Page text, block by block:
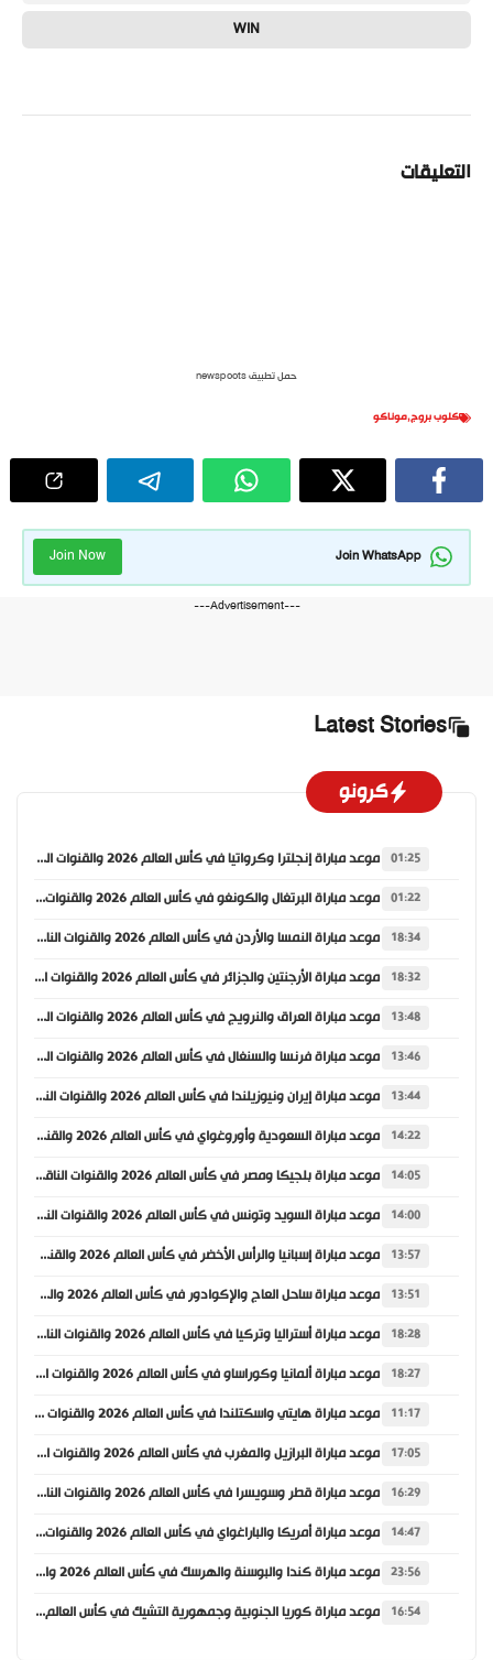
WIN
التعليقات
حمل تطبيق newspoots
كلوب بروج,موناكو
Join WhatsApp
Join Now
---Advertisement---
Latest Stories
كرونو
01:25 موعد مباراة إنجلترا وكرواتيا في كأس العالم 2026 والقنوات الناقلة
01:22 موعد مباراة البرتغال والكونغو في كأس العالم 2026 والقنوات الناقلة
18:34 موعد مباراة النمسا والأردن في كأس العالم 2026 والقنوات الناقلة
18:32 موعد مباراة الأرجنتين والجزائر في كأس العالم 2026 والقنوات الناقلة
13:48 موعد مباراة العراق والنرويج في كأس العالم 2026 والقنوات الناقلة
13:46 موعد مباراة فرنسا والسنغال في كأس العالم 2026 والقنوات الناقلة
13:44 موعد مباراة إيران ونيوزيلندا في كأس العالم 2026 والقنوات الناقلة
14:22 موعد مباراة السعودية وأوروغواي في كأس العالم 2026 والقنوات الناقلة
14:05 موعد مباراة بلجيكا ومصر في كأس العالم 2026 والقنوات الناقلة
14:00 موعد مباراة السويد وتونس في كأس العالم 2026 والقنوات الناقلة
13:57 موعد مباراة إسبانيا والرأس الأخضر في كأس العالم 2026 والقنوات الناقلة
13:51 موعد مباراة ساحل العاج والإكوادور في كأس العالم 2026 والقنوات الناقلة
18:28 موعد مباراة أستراليا وتركيا في كأس العالم 2026 والقنوات الناقلة
18:27 موعد مباراة ألمانيا وكوراساو في كأس العالم 2026 والقنوات الناقلة
11:17 موعد مباراة هايتي واسكتلندا في كأس العالم 2026 والقنوات الناقلة
17:05 موعد مباراة البرازيل والمغرب في كأس العالم 2026 والقنوات الناقلة
16:29 موعد مباراة قطر وسويسرا في كأس العالم 2026 والقنوات الناقلة
14:47 موعد مباراة أمريكا والباراغواي في كأس العالم 2026 والقنوات الناقلة
23:56 موعد مباراة كندا والبوسنة والهرسك في كأس العالم 2026 والقنوات الناقلة
16:54 موعد مباراة كوريا الجنوبية وجمهورية التشيك في كأس العالم 2026 والقنوات الناقلة